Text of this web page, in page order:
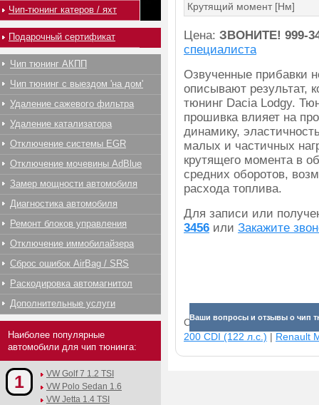
Крутящий момент [Нм]
Цена: ЗВОНИТЕ! 999-
специалиста
Озвученные прибавки
описывают результат,
тюнинг Dacia Lodgy.
прошивка влияет на
динамику,
малых и частичных
крутящего момента в
средних оборотов,
расхода топлива.
Для записи или
3456 или Закажите
Ваши вопросы и отзывы о чип
Смотрите прибавки для
200 CDI (122 л.с.) | Renault
Чип-тюнинг катеров / яхт
Подарочный сертификат
Чип тюнинг АКПП
Чип тюнинг с выездом 'на дом'
Удаление сажевого фильтра
Удаление катализатора
Отключение системы EGR
Отключение мочевины AdBlue
Замер мощности автомобиля
Диагностика автомобиля
Ремонт блоков управления
Отключение иммобилайзера
Сброс ошибок AirBag / SRS
Раскодировка автомагнитол
Дополнительные услуги
Наиболее популярные
автомобили для чип тюнинга:
1
VW Golf 7 1.2 TSI
VW Polo Sedan 1.6
VW Jetta 1.4 TSI